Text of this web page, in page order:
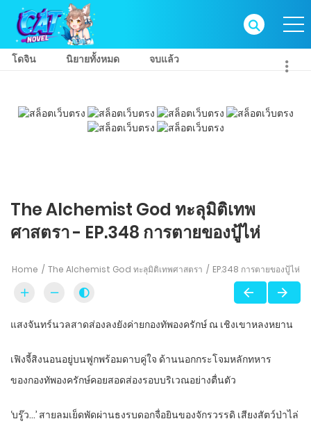
โดจิน นิยายทั้งหมด จบแล้ว
The Alchemist God ทะลุมิติเทพ
ศาสตรา - EP.348 การตายของปู้ไห่
Home The Alchemist God ทะลุมิติเทพศาสตรา EP.348 การตายของปู้ไห่
แสงจันทร์นวลสาดส่องลงยังค่ายกองทัพองครักษ์ ณ เชิงเขาหลงหยาน
เฟิงจี้สิงนอนอยู่บนฟูกพร้อมดาบคู่ใจ ด้านนอกกระโจมหลักทหาร
ของกองทัพองครักษ์คอยสอดส่องรอบบริเวณอย่างตื่นตัว
‘บรู๊ว…’ สายลมเย็ดพัดผ่านธงรบดอกจื่อยินของจักรวรรดิ เสียงสัตว์ป่าไล่